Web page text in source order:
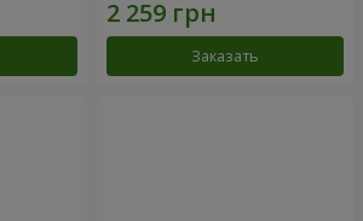
Заказать